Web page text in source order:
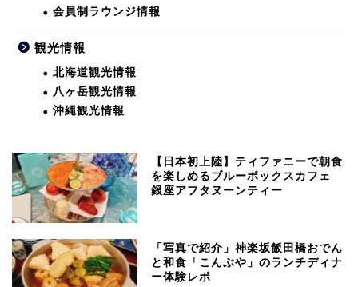
会員制ラウンジ情報
観光情報
北海道観光情報
八ヶ岳観光情報
沖縄観光情報
【日本初上陸】ティファニーで朝食
を楽しめるブルーボックスカフェ
銀座アフタヌーンティー
「写真で紹介」神楽坂飯田橋おでん
と和食「こんぶや」のランチディナ
ー体験レポ